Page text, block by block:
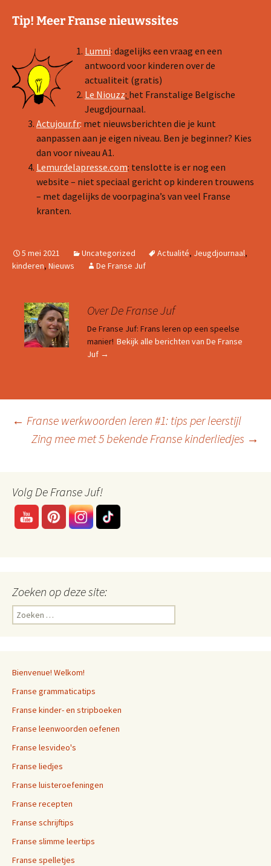
Tip! Meer Franse nieuwssites
Lumni: dagelijks een vraag en een
antwoord voor kinderen over de
actualiteit (gratis)
Le Niouzz: het Franstalige Belgische
Jeugdjournaal.
Actujour.fr: met nieuwsberichten die je kunt
aanpassen aan je eigen niveau. Ben je beginner? Kies
dan voor niveau A1.
Lemurdelapresse.com: tenslotte is er nog een
website – niet speciaal gericht op kinderen trouwens
– met dagelijks de voorpagina’s van veel Franse
kranten.
5 mei 2021 Uncategorized Actualité, Jeugdjournaal,
kinderen, Nieuws De Franse Juf
Over De Franse Juf
De Franse Juf: Frans leren op een speelse
manier! Bekijk alle berichten van De Franse
Juf →
Berichtnavigatie
← Franse werkwoorden leren #1: tips per leerstijl
Zing mee met 5 bekende Franse kinderliedjes →
Volg De Franse Juf!
Zoeken op deze site:
Zoeken
naar:
Bienvenue! Welkom!
Franse grammaticatips
Franse kinder- en stripboeken
Franse leenwoorden oefenen
Franse lesvideo's
Franse liedjes
Franse luisteroefeningen
Franse recepten
Franse schrijftips
Franse slimme leertips
Franse spelletjes